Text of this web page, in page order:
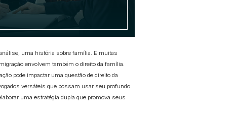
uma história sobre família. E muitas
envolvem também o direito da família.
pode impactar uma questão de direito da
versáteis que possam usar seu profundo
uma estratégia dupla que promova seus